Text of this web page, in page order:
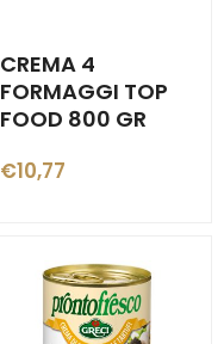
CREMA 4
FORMAGGI TOP
FOOD 800 GR
€10,77